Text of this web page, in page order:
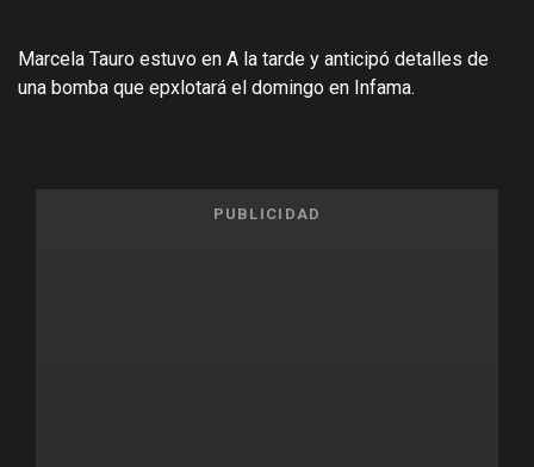
Marcela Tauro estuvo en A la tarde y anticipó detalles de
una bomba que epxlotará el domingo en Infama.
PUBLICIDAD